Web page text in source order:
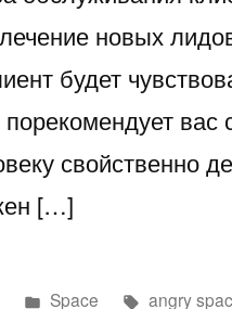
новых
будет
вас
свойственно
[…]
Написано
Space Метки:
angry